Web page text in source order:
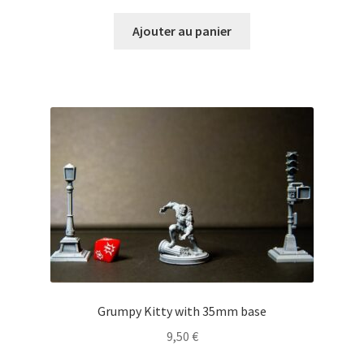
Ajouter au panier
Grumpy Kitty with 35mm base
9,50 €